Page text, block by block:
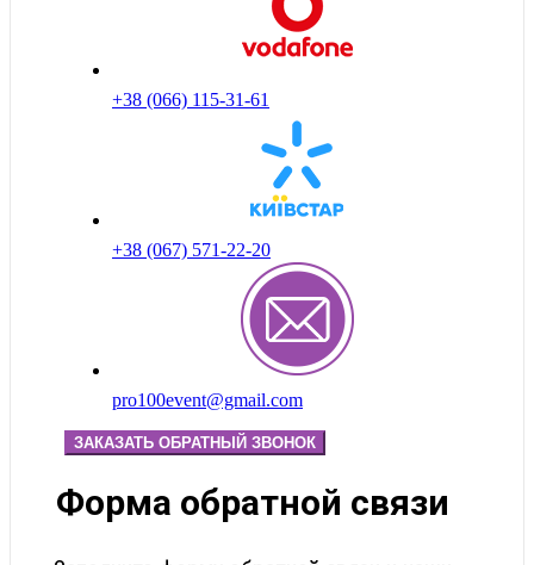
+38 (066) 115-31-61
+38 (067) 571-22-20
pro100event@gmail.com
ЗАКАЗАТЬ ОБРАТНЫЙ ЗВОНОК
Форма обратной связи